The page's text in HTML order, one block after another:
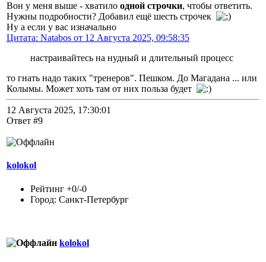
Вон у меня выше - хватило одной строчки, чтобы ответить.
Нужны подробности? Добавил ещё шесть строчек
Ну а если у вас изначально
Цитата: Natabos от 12 Августа 2025, 09:58:35
настраивайтесь на нудный и длительный процесс
то гнать надо таких "тренеров". Пешком. До Магадана ... или
Колымы. Может хоть там от них польза будет
12 Августа 2025, 17:30:01
Ответ #9
kolokol
Рейтинг +0/-0
Город: Санкт-Петербург
kolokol